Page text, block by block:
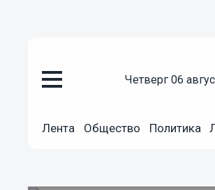
четверг 06
Лента Общество Политика
и занятости